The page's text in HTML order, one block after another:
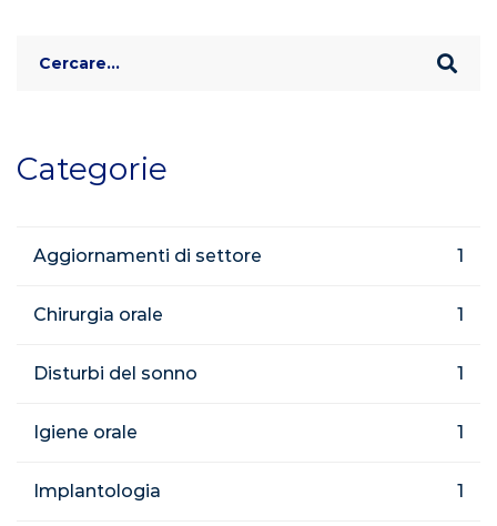
Categorie
Aggiornamenti di settore 1
Chirurgia orale 1
Disturbi del sonno 1
Igiene orale 1
Implantologia 1